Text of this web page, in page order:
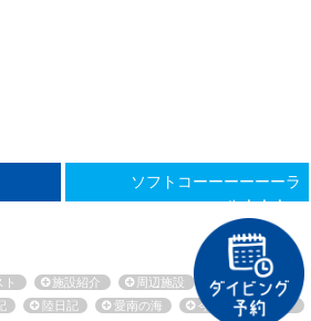
ソフトコーーーーーーラ
ル！！！ >
施設紹介 周辺施設
環境保全活動
陸日記 愛南の海 今日も海に感謝！